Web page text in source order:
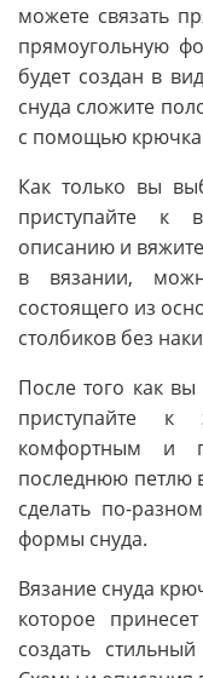
можете связать
прямоугольную
будет создан в
снуда сложите
с помощью
Как только вы
приступайте к
описанию и
в вязании,
состоящего из
столбиков без
После того как
приступайте
комфортным и
последнюю петлю
сделать по-
формы снуда.
Вязание снуда
которое
создать